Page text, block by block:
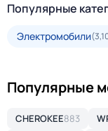
Популярные
Электромобили
Популярные
CHEROKEE883